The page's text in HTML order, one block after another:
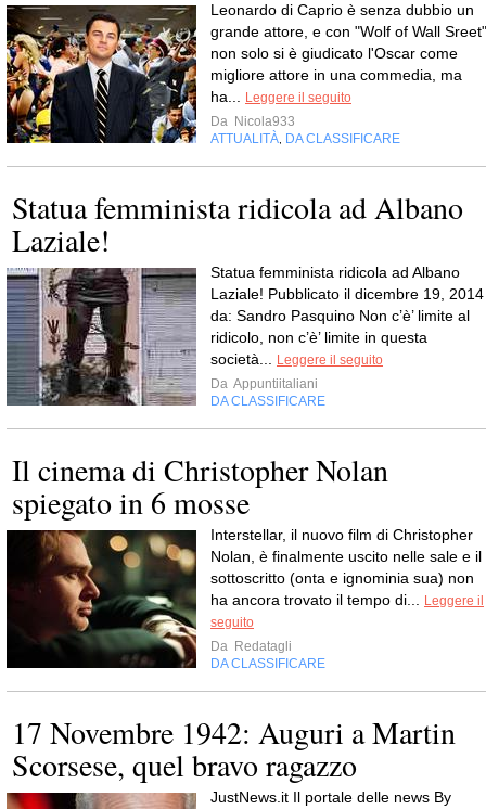
Leonardo di Caprio è senza dubbio un
grande attore, e con "Wolf of Wall Sreet"
non solo si è giudicato l'Oscar come
migliore attore in una commedia, ma
ha...
Leggere il seguito
Da Nicola933
ATTUALITÀ DA CLASSIFICARE
Statua femminista ridicola ad Albano
Laziale!
Statua femminista ridicola ad Albano
Laziale! Pubblicato il dicembre 19, 2014
da: Sandro Pasquino Non c’è’ limite al
ridicolo, non c’è’ limite in questa
società...
Leggere il seguito
Da Appuntiitaliani
DA CLASSIFICARE
Il cinema di Christopher Nolan
spiegato in 6 mosse
Interstellar, il nuovo film di Christopher
Nolan, è finalmente uscito nelle sale e il
sottoscritto (onta e ignominia sua) non
ha ancora trovato il tempo di...
Leggere il
seguito
Da Redatagli
DA CLASSIFICARE
17 Novembre 1942: Auguri a Martin
Scorsese, quel bravo ragazzo
JustNews.it Il portale delle news By